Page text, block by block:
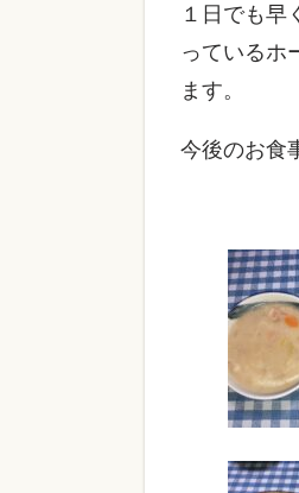
１日でも早
っているホ
ます。
今後のお食